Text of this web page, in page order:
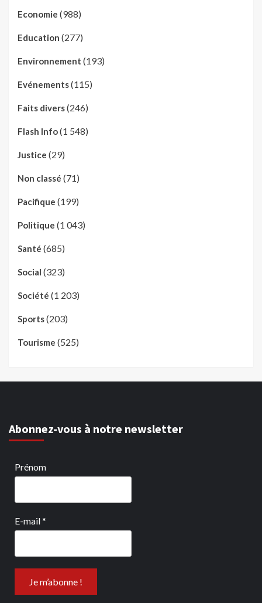
Economie (988)
Education (277)
Environnement (193)
Evénements(115)
Faits divers(246)
Flash Info(1 548)
Justice (29)
Non classé (71)
Pacifique (199)
Politique (1 043)
Santé (685)
Social (323)
Société (1 203)
Sports(203)
Tourisme (525)
Abonnez-vous à notre newsletter
Prénom
E-mail*